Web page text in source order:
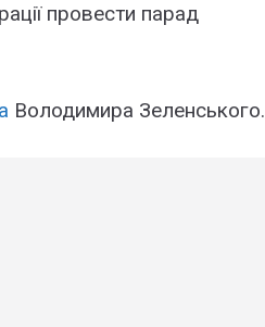
провести парад
Володимира Зеленського.